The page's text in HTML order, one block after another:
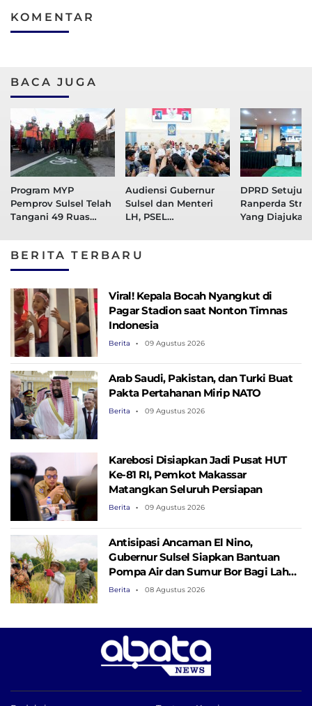
KOMENTAR
BACA JUGA
Program MYP
Pemprov Sulsel Telah
Tangani 49 Ruas
Audiensi Gubernur
Sulsel dan Menteri
LH, PSEL
Ulang
DPRD Setujui
Ranperda
Yang Diajukan
BERITA TERBARU
Viral! Kepala Bocah Nyangkut di
Pagar Stadion saat Nonton Timnas
Indonesia
Berita 09 Agustus 2026
Arab Saudi, Pakistan, dan Turki Buat
Pakta Pertahanan Mirip NATO
Berita 09 Agustus 2026
Karebosi Disiapkan Jadi Pusat HUT
Ke-81 RI, Pemkot Makassar
Matangkan Seluruh Persiapan
Berita 09 Agustus 2026
Antisipasi Ancaman El Nino,
Gubernur Sulsel Siapkan Bantuan
Pompa Air dan Sumur Bor Bagi Lahan
Pertanian
Berita 08 Agustus 2026